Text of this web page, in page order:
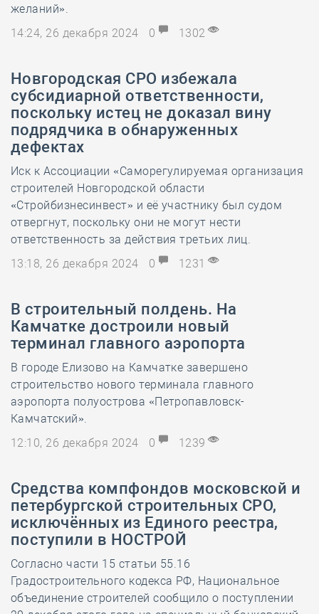
желаний».
14:24, 26 декабря 2024
0 1302
Новгородская СРО избежала
субсидиарной ответственности,
поскольку истец не доказал вину
подрядчика в обнаруженных
дефектах
Иск к Ассоциации «Саморегулируемая организация
строителей Новгородской области
«Стройбизнесинвест» и её участнику был судом
отвергнут, поскольку они не могут нести
ответственность за действия третьих лиц.
13:18, 26 декабря 2024
0 1231
В строительный полдень. На
Камчатке достроили новый
терминал главного аэропорта
В городе Елизово на Камчатке завершено
строительство нового терминала главного
аэропорта полуострова «Петропавловск-
Камчатский».
12:10, 26 декабря 2024
0 1239
Средства компфондов московской и
петербургской строительных СРО,
исключённых из Единого реестра,
поступили в НОСТРОЙ
Согласно части 15 статьи 55.16
Градостроительного кодекса РФ, Национальное
объединение строителей сообщило о поступлении